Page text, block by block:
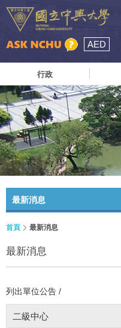
AED
行政
最新消息
首頁 最新消息
最新消息
列出單位公告 /
二級中心